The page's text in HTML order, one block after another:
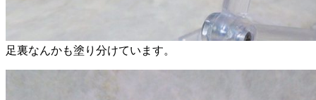
足裏なんかも塗り分けています。